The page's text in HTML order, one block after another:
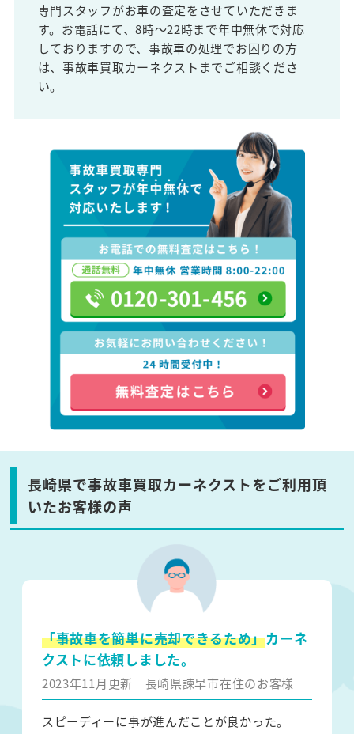
専門スタッフがお車の査定をさせていただきま
す。お電話にて、8時～22時まで年中無休で対応
しておりますので、事故車の処理でお困りの方
は、事故車買取カーネクストまでご相談くださ
い。
長崎県で事故車買取カーネクストをご利用頂
いたお客様の声
「事故車を簡単に売却できるため」カーネ
クストに依頼しました。
2023年11月更新 長崎県諫早市在住のお客様
スピーディーに事が進んだことが良かった。